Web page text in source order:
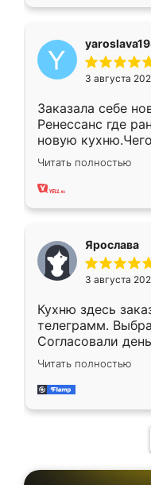
3 августа
Заказала себе
Ренессанс где
новую
вполне
два года,
Читать полностью
Ярослава
3 августа
Кухню здесь
телеграмм.
Согласовали
недели кухня
довольны
мебель за
Читать полностью